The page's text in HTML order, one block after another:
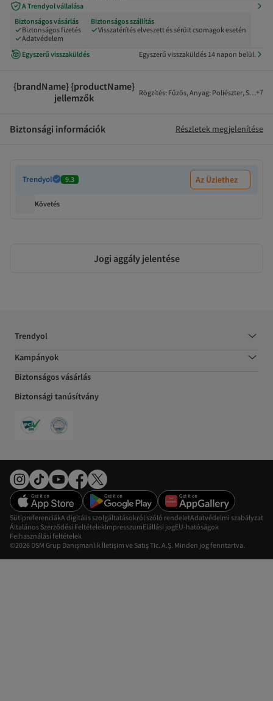
A Trendyol vállalása
Biztonságos vásárlás
Biztonságos fizetés
Adatvédelem
Biztonságos szállítás
Visszatérítés elveszett és sérült csomagok esetén
Egyszerű visszaküldés Egyszerű visszaküldés 14 napon belül.
{brandName} {productName}
jellemzők
Rögzítés: Fűzős,Anyag: Poliészter, Szín:
+7
Biztonsági információk Részletek megjelenítése
Trendyol 9.3 Az Üzlethez
Követés
Jogi aggály jelentése
Trendyol
Kampányok
Biztonságos vásárlás
Biztonsági tanúsítvány
©2026 DSM Grup Danışmanlık İletişim ve Satış Tic. A.Ş. Minden jog fenntartva.
SütipreferenciákA digitális szolgáltatásokról szóló rendeletAdatvédelmi szabályzat
Általános Szerződési FeltételekImpresszumElállási jogEU-hatóságok
Felhasználási feltételek